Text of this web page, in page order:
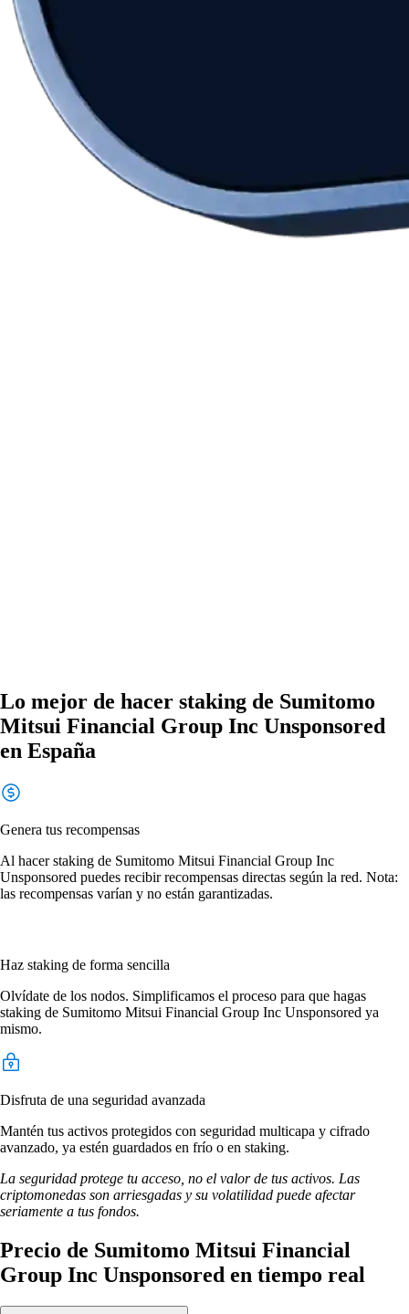
Lo mejor de hacer staking de Sumitomo
Mitsui Financial Group Inc Unsponsored
en España
Genera tus recompensas
Al hacer staking de Sumitomo Mitsui Financial Group Inc
Unsponsored puedes recibir recompensas directas según la red. Nota:
las recompensas varían y no están garantizadas.
Haz staking de forma sencilla
Olvídate de los nodos. Simplificamos el proceso para que hagas
staking de Sumitomo Mitsui Financial Group Inc Unsponsored ya
mismo.
Disfruta de una seguridad avanzada
Mantén tus activos protegidos con seguridad multicapa y cifrado
avanzado, ya estén guardados en frío o en staking.
La seguridad protege tu acceso, no el valor de tus activos. Las
criptomonedas son arriesgadas y su volatilidad puede afectar
seriamente a tus fondos.
Precio de Sumitomo Mitsui Financial
Group Inc Unsponsored en tiempo real